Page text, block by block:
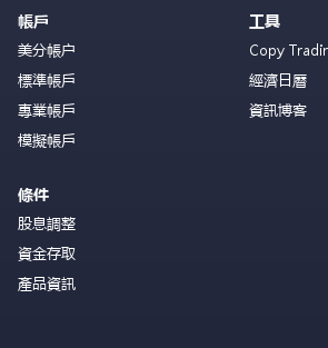
帳戶
美分帳户
標準帳戶
專業帳戶
模擬帳戶
條件
股息調整
資金存取
產品資訊
工具
Copy
經濟日曆
資訊博客